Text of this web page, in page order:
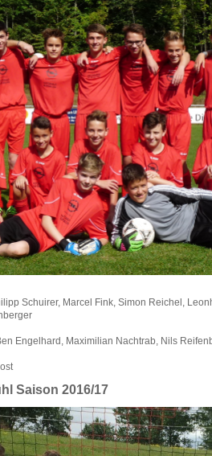
Schuirer, Marcel Fink, Simon Reichel,
Engelhard, Maximilian Nachtrab, Nils
Saison 2016/17